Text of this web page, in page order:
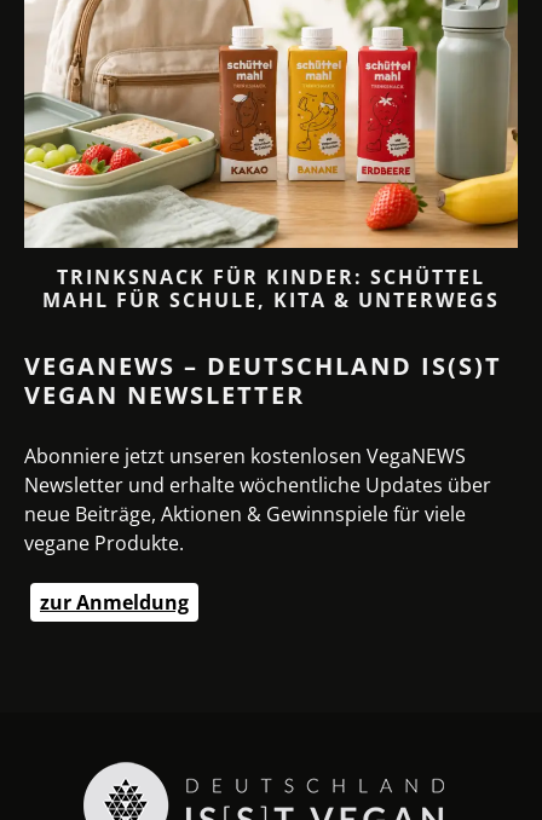
TRINKSNACK FÜR KINDER: SCHÜTTEL
MAHL FÜR SCHULE, KITA & UNTERWEGS
VEGANEWS – DEUTSCHLAND IS(S)T
VEGAN NEWSLETTER
Abonniere jetzt unseren kostenlosen VegaNEWS
Newsletter und erhalte wöchentliche Updates über
neue Beiträge, Aktionen & Gewinnspiele für viele
vegane Produkte.
zur Anmeldung